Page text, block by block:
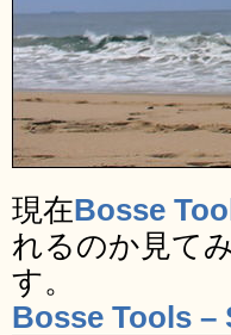
現在Bosse
れるのか見て
す。
Bosse Tools –